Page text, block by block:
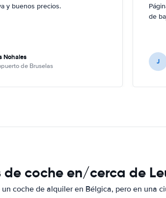
y buenos precios.
Nohales
de Bruselas
de
J
de coche en/cerca de
coche de alquiler en Bélgica, pero en una